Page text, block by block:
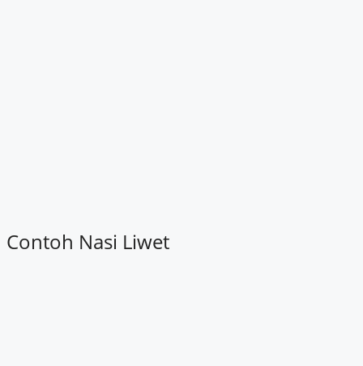
Contoh Nasi Liwet